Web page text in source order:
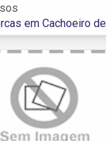
em Cachoeiro